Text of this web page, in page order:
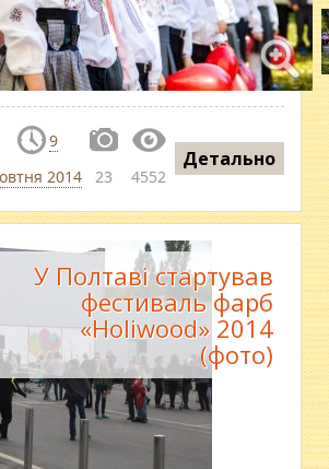
9
2014
23 4552
Детально
У Полтаві стартував
фестиваль фарб
«Holiwood» 2014
(фото)